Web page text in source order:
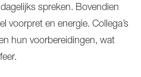
spreken. Bovendien
voorpret en energie. Collega’s
hun voorbereidingen, wat